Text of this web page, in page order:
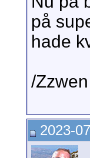
på
hade
/Zzwen
2023-